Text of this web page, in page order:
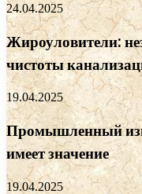
24.04.2025
Жироуловители:
чистоты
19.04.2025
Промышленный
имеет значение
19.04.2025